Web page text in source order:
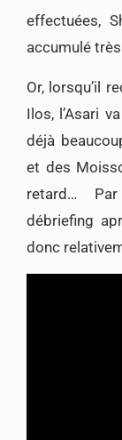
effectuées,
accumulé
Or, lorsqu’il
Ilos, l’Asari
déjà
et des
retard…
débriefing
donc